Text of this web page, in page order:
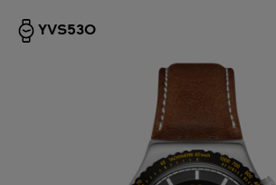
YVS530